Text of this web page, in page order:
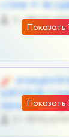
Показать
СЛИВ ТГ 18 |
0 •
Показать
🧨 ЭПИЦЕНТР
ШКОДОВ
Архивов ТГ